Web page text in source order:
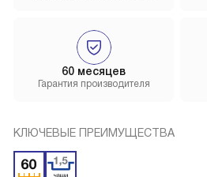
60 месяцев
Гарантия производителя
КЛЮЧЕВЫЕ ПРЕИМУЩЕСТВА